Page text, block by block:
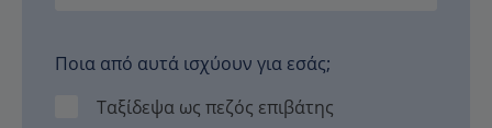
Ποια από αυτά ισχύουν για εσάς;
Ταξίδεψα ως πεζός επιβάτης